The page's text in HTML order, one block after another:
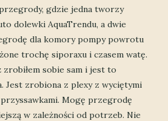
gdzie jedna tworzy
dolewki AquaTrendu, a dwie
dla komory pompy powrotu
trochę siporaxu i czasem watę.
sobie sam i jest to
Jest zrobiona z plexy z wyciętymi
Mogę przegrodę
w zależności od potrzeb. Nie